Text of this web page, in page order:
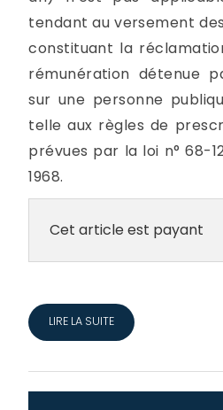
tendant au versement
constituant la
rémunération détenue
sur une personne
telle aux règles de
prévues par la loi n° 68-
1968.
Cet article est payant
LIRE LA SUITE